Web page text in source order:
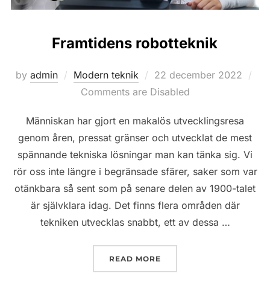
Framtidens robotteknik
by admin Modern teknik
Posted
on
22 december 2022
Comments are Disabled
Människan har gjort en makalös utvecklingsresa
genom åren, pressat gränser och utvecklat de mest
spännande tekniska lösningar man kan tänka sig. Vi
rör oss inte längre i begränsade sfärer, saker som var
otänkbara så sent som på senare delen av 1900-talet
är självklara idag. Det finns flera områden där
tekniken utvecklas snabbt, ett av dessa …
READ MORE